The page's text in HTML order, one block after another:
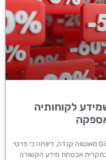
לקוחותיה
קמעונאית הדיסקאונט (חסך) Giant Tiger מאוטווה קנדה, דיווחה כי פרטי
אבטחת מידע הקשורה